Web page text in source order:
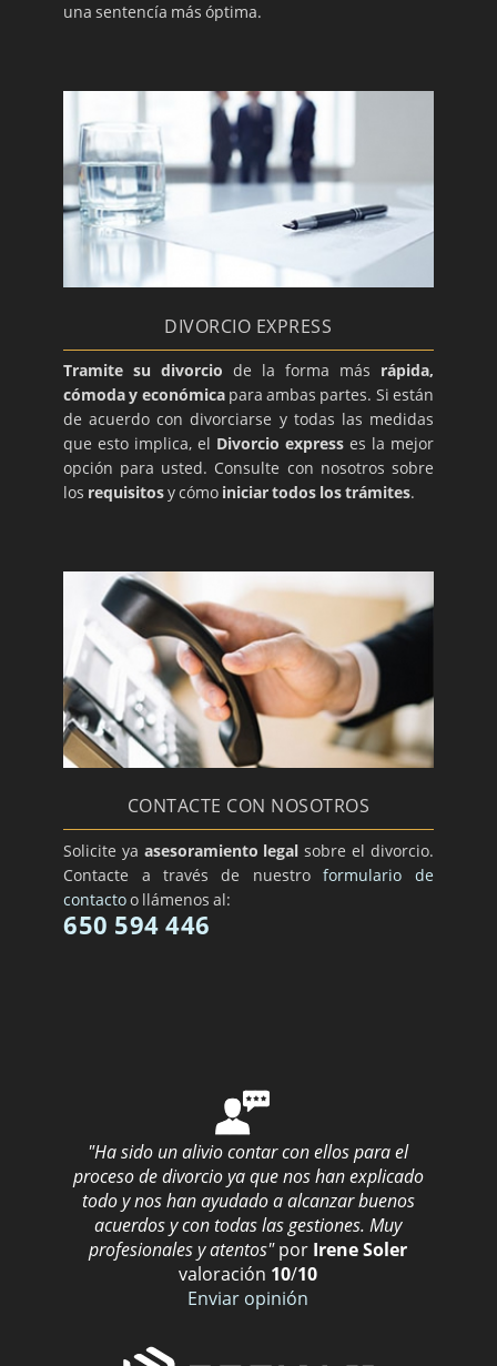
una sentencía más óptima.
DIVORCIO EXPRESS
Tramite su divorcio de la forma más rápida,
cómoda y económicapara ambas partes. Si están
de acuerdo con divorciarse y todas las medidas
que esto implica, el Divorcio expresses la mejor
opción para usted. Consulte con nosotros sobre
los requisitosy cómo iniciar todos los trámites.
CONTACTE CON NOSOTROS
Solicite ya asesoramiento legal sobre el divorcio.
Contacte a través de nuestroformulario de
contactoo llámenos al:
650 594 446
"Ha sido un alivio contar con ellos para el
proceso de divorcio ya que nos han explicado
todo y nos han ayudado a alcanzar buenos
acuerdos y con todas las gestiones. Muy
profesionales y atentos" por Irene Soler
valoración 10/10
Enviar opinión